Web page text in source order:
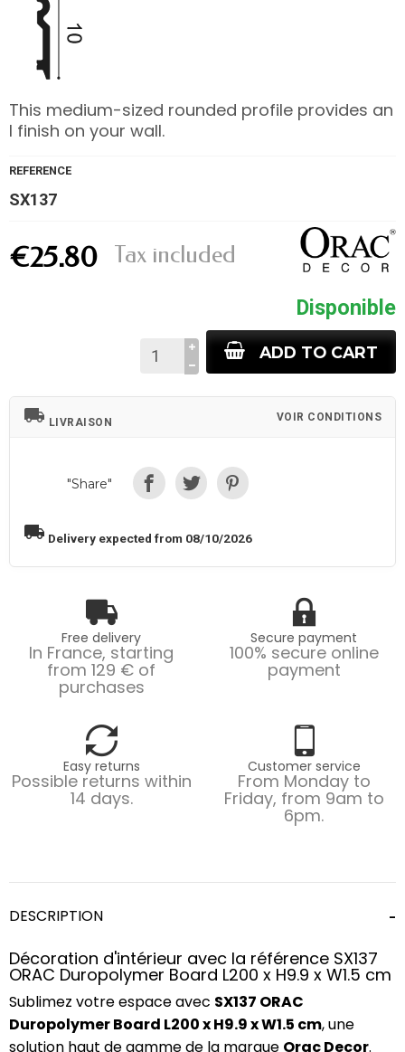
This medium-sized rounded profile provides an
l finish on your wall.
REFERENCE
SX137
€25.80 Tax included
Disponible
ADD TO CART
local_shipping LIVRAISON VOIR CONDITIONS
"Share"
local_shipping Delivery expected from 08/10/2026
Free delivery
In France, starting
from 129 € of
purchases
Secure payment
100% secure online
payment
Easy returns
Possible returns within
14 days.
Customer service
From Monday to
Friday, from 9am to
6pm.
DESCRIPTION
Décoration d'intérieur avec la référence SX137
ORAC Duropolymer Board L200 x H9.9 x W1.5 cm
Sublimez votre espace avec SX137 ORAC
Duropolymer Board L200 x H9.9 x W1.5 cm, une
solution haut de gamme de la marque Orac Decor.